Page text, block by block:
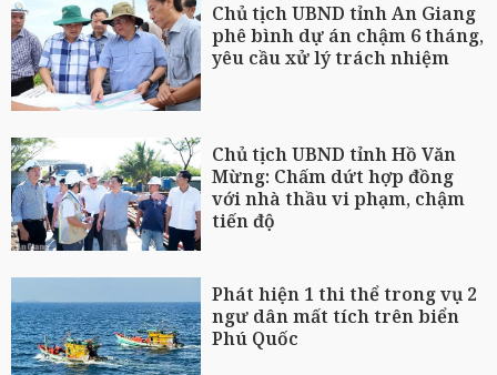
Chủ tịch UBND tỉnh An Giang
phê bình dự án chậm 6 tháng,
yêu cầu xử lý trách nhiệm
Chủ tịch UBND tỉnh Hồ Văn
Mừng: Chấm dứt hợp đồng
với nhà thầu vi phạm, chậm
tiến độ
Phát hiện 1 thi thể trong vụ 2
ngư dân mất tích trên biển
Phú Quốc